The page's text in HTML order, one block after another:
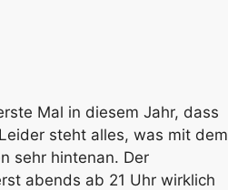
Mal in diesem Jahr, dass
steht alles, was mit dem
sehr hintenan. Der
abends ab 21 Uhr wirklich